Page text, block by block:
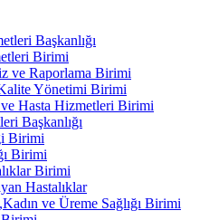
Başkanlığı
Birimi
ve Raporlama Birimi
Yönetimi Birimi
ve Hasta Hizmetleri Birimi
Başkanlığı
Birimi
Birimi
Birimi
Hastalıklar
ve Üreme Sağlığı Birimi